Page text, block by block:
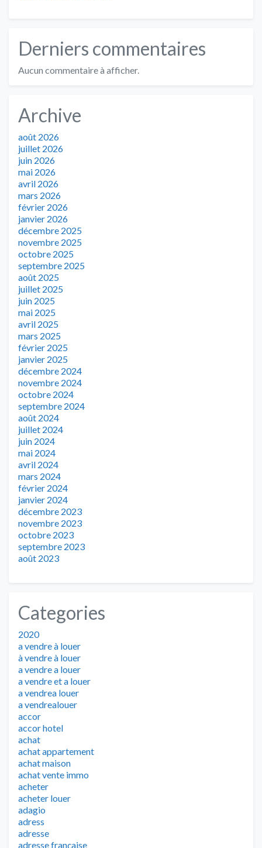
Derniers commentaires
Aucun commentaire à afficher.
Archive
août 2026
juillet 2026
juin 2026
mai 2026
avril 2026
mars 2026
février 2026
janvier 2026
décembre 2025
novembre 2025
octobre 2025
septembre 2025
août 2025
juillet 2025
juin 2025
mai 2025
avril 2025
mars 2025
février 2025
janvier 2025
décembre 2024
novembre 2024
octobre 2024
septembre 2024
août 2024
juillet 2024
juin 2024
mai 2024
avril 2024
mars 2024
février 2024
janvier 2024
décembre 2023
novembre 2023
octobre 2023
septembre 2023
août 2023
Categories
2020
a vendre à louer
à vendre à louer
a vendre a louer
a vendre et a louer
a vendrea louer
a vendrealouer
accor
accor hotel
achat
achat appartement
achat maison
achat vente immo
acheter
acheter louer
adagio
adress
adresse
adresse française